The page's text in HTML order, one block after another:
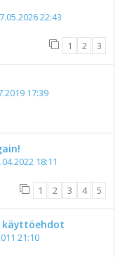
22:43
1 2 3
17:39
18:11
1 2 3 4 5
käyttöehdot
21:10